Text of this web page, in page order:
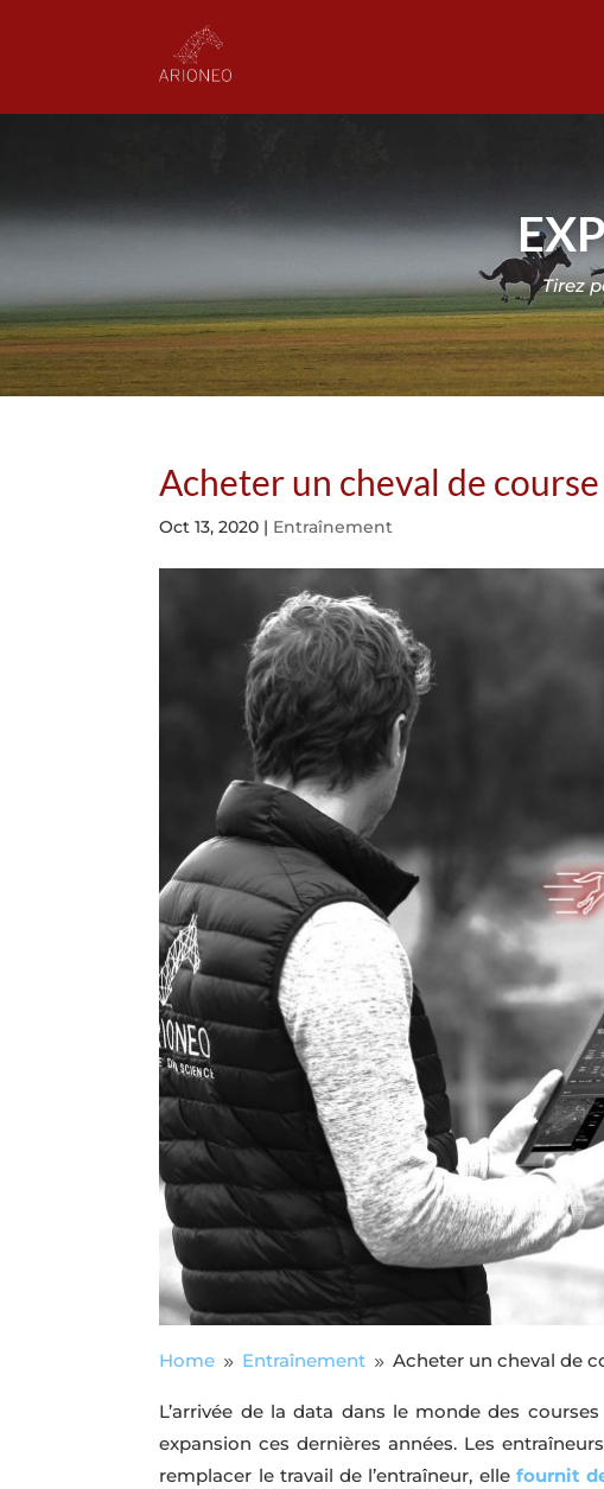
Tirez
Acheter un cheval de course
Oct 13, 2020 | Entraînement
Home 9 Entraînement 9 Acheter un cheval de
L’arrivée de la data dans le monde des
expansion ces dernières années. Les
remplacer le travail de l’entraîneur, ellefournit